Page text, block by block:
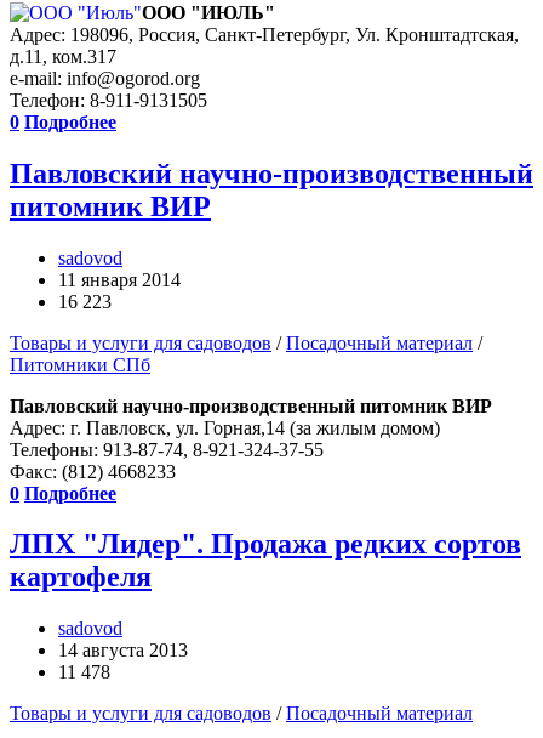
ООО "ИЮЛЬ"
Адрес: 198096, Россия, Санкт-Петербург, Ул. Кронштадтская,
д.11, ком.317
e-mail: info@ogorod.org
Телефон: 8-911-9131505
0 Подробнее
Павловский научно-производственный
питомник ВИР
sadovod
11 января 2014
16 223
Товары и услуги для садоводов /Посадочный материал /
Питомники СПб
Павловский научно-производственный питомник ВИР
Адрес: г. Павловск, ул. Горная,14 (за жилым домом)
Телефоны: 913-87-74, 8-921-324-37-55
Факс: (812) 4668233
0 Подробнее
ЛПХ "Лидер". Продажа редких сортов
картофеля
sadovod
14 августа 2013
11 478
Товары и услуги для садоводов /Посадочный материал